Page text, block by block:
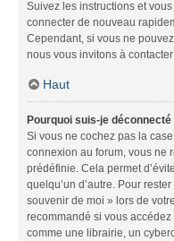
Suivez les instructions et
connecter de nouveau
Cependant, si vous ne
nous vous invitons à
Haut
Pourquoi suis-je
Si vous ne cochez pas la
connexion au forum, vous ne
prédéfinie. Cela permet
quelqu’un d’autre. Pour
souvenir de moi » lors de
recommandé si vous
comme une librairie, un